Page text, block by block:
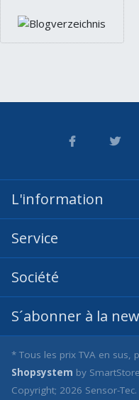
L'information
Service
Société
S´abonner à la
* Tous les prix TVA en sus,
Shopsystem by
Copyright; 2026 Sensor-